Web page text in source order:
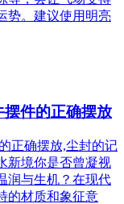
势。建议使用明亮
件的正确摆放
正确摆放,尘封的记
境你是否曾凝视
润与生机？在现代
的材质和象征意